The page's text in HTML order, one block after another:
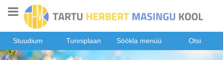
Stuudium Tunniplaan Söökla menüü Otsi